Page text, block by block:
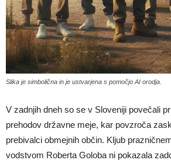
Slika je simbolična in je ustvarjena s pomočjo AI orodja.
V zadnjih dneh so se v Sloveniji povečali
prehodov državne meje, kar povzroča
prebivalci obmejnih občin. Kljub
vodstvom Roberta Goloba ni pokazala